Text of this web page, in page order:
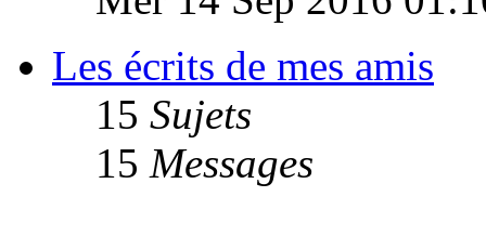
Les écrits de mes amis
15 Sujets
15 Messages